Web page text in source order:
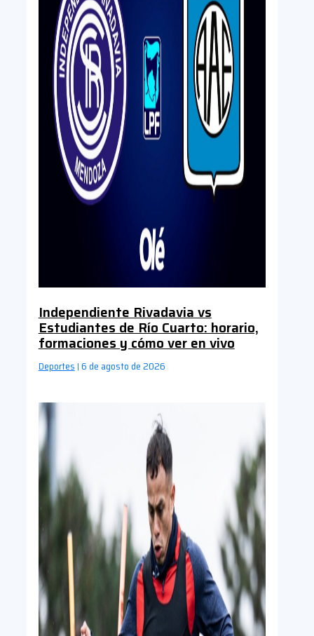
Independiente Rivadavia vs
Estudiantes de Río Cuarto: horario,
formaciones y cómo ver en vivo
Deportes | 6 de agosto de 2026